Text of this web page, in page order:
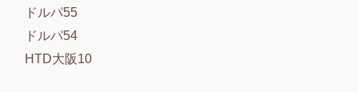
ドルパ55
ドルパ54
HTD大阪10